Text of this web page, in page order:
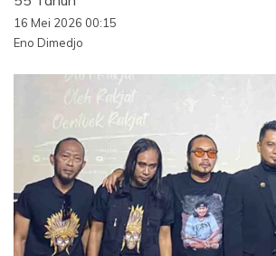
16 Mei 2026 00:15
Eno Dimedjo